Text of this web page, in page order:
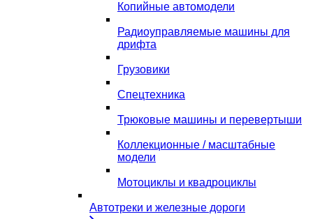
Копийные автомодели
Радиоуправляемые машины для
дрифта
Грузовики
Спецтехника
Трюковые машины и перевертыши
Коллекционные / масштабные
модели
Мотоциклы и квадроциклы
Автотреки и железные дороги